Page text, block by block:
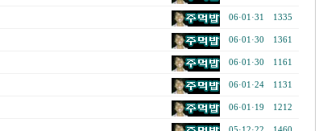
06·01·31 1335
06·01·30 1361
06·01·30 1161
06·01·24 1131
06·01·19 1212